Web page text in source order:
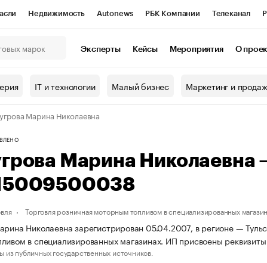
Недвижимость Autonews РБК Компании Телеканал
Проверка контрагентов
Эксперты Кейсы Мероприятия О
IT и технологии Малый бизнес Маркетинг и
Марина Николаевна
Марина
Торговля розничная моторным топливом в специализированных
Николаевна зарегистрирован 05.04.2007, в регионе —
в специализированных магазинах. ИП присвоены
из публичных государственных источников.